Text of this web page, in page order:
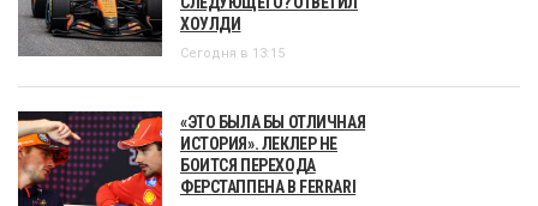
ХОУЛДИ
Сегодня в 13:15
«ЭТО БЫЛА БЫ ОТЛИЧНАЯ
ИСТОРИЯ». ЛЕКЛЕР НЕ
БОИТСЯ ПЕРЕХОДА
ФЕРСТАППЕНА В FERRARI